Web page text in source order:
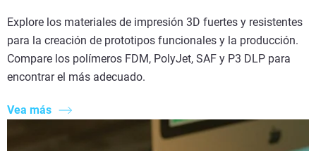
Explore los materiales de impresión 3D fuertes y resistentes
para la creación de prototipos funcionales y la producción.
Compare los polímeros FDM, PolyJet, SAF y P3 DLP para
encontrar el más adecuado.
Vea más